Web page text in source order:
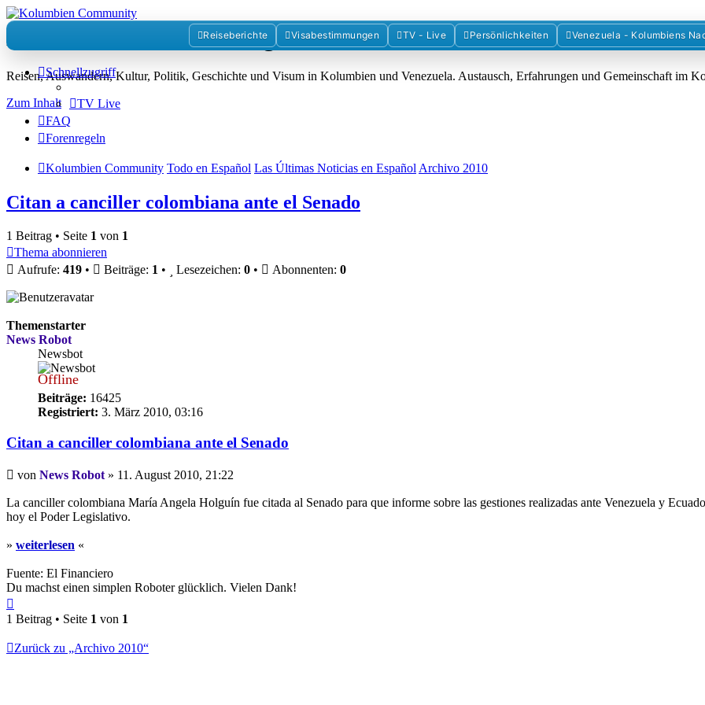
Kolumbienforum - Das grosse Forum der Freunde Kolumbiens
Reisen, Auswandern, Kultur, Politik, Geschichte und Visum in Kolumbien und Venezuela. Austausch, Erfahrungen und Gemeinschaft im
Zum Inhalt
Reiseberichte Visabestimmungen TV - Live Persönlichkeiten Venezuela - Kolumbiens
Schnellzugriff
TV Live
FAQ
Forenregeln
Kolumbien Community Todo en Español Las Últimas Noticias en Español Archivo 2010
Citan a canciller colombiana ante el Senado
1 Beitrag • Seite 1 von 1
Thema abonnieren
Aufrufe: 419 • Beiträge: 1 • Lesezeichen: 0 • Abonnenten: 0
Themenstarter
News Robot
Newsbot
Offline
Beiträge: 16425
Registriert: 3. März 2010, 03:16
Citan a canciller colombiana ante el Senado
Beitrag
von News Robot » 11. August 2010, 21:22
La canciller colombiana María Angela Holguín fue citada al Senado para que informe sobre las gestiones realizadas ante Venezuela y
hoy el Poder Legislativo.
» weiterlesen «
Fuente: El Financiero
Du machst einen simplen Roboter glücklich. Vielen Dank!
oben
1 Beitrag • Seite 1 von 1
Zurück zu „Archivo 2010“